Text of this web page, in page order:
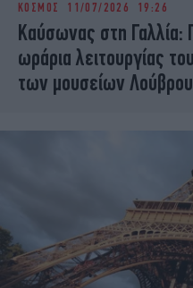
iBOOKS
OSCARS
MEDIA
ΚΟΣΜΟΣ 11/07/2026 19:26
Καύσωνας στη Γαλλία:
ωράρια λειτουργίας
των μουσείων